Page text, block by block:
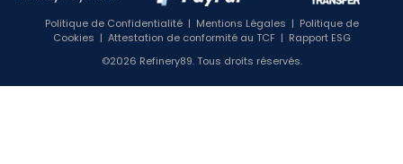
Politique de Confidentialité| Mentions Légales | Politique de
Cookies | Attestation de conformité au TCF| Rapport ESG
©2026 Refinery89. Tous droits réservés.